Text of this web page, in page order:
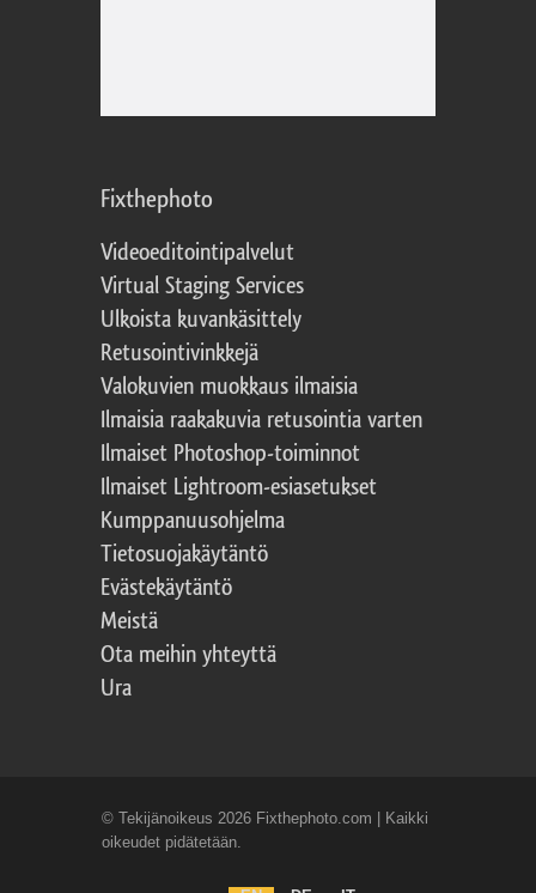
Fixthephoto
Videoeditointipalvelut
Virtual Staging Services
Ulkoista kuvankäsittely
Retusointivinkkejä
Valokuvien muokkaus ilmaisia
Ilmaisia raakakuvia retusointia varten
Ilmaiset Photoshop-toiminnot
Ilmaiset Lightroom-esiasetukset
Kumppanuusohjelma
Tietosuojakäytäntö
Evästekäytäntö
Meistä
Ota meihin yhteyttä
Ura
© Tekijänoikeus 2026 Fixthephoto.com | Kaikki
oikeudet pidätetään.